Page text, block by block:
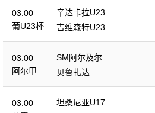
03:00
葡U23杯
辛达卡拉U23
吉维森特U23
03:00
阿尔甲
SM阿尔及尔
贝鲁扎达
03:00
坦桑尼亚U17